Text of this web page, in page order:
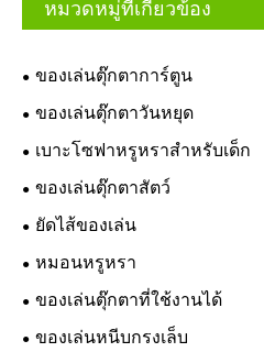
หมวดหมู่ที่เกี่ยวข้อง
ของเล่นตุ๊กตาการ์ตูน
ของเล่นตุ๊กตาวันหยุด
เบาะโซฟาหรูหราสำหรับเด็ก
ของเล่นตุ๊กตาสัตว์
ยัดไส้ของเล่น
หมอนหรูหรา
ของเล่นตุ๊กตาที่ใช้งานได้
ของเล่นหนีบกรงเล็บ